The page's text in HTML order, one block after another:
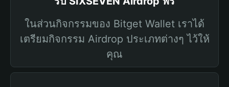
ในส่วนกิจกรรมของ Bitget Wallet เราได้
เตรียมกิจกรรม Airdrop ประเภทต่างๆ ไว้ให้
คุณ